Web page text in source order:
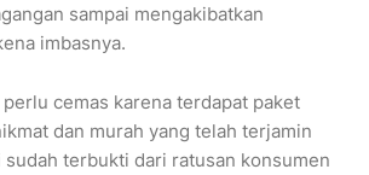
sampai mengakibatkan
imbasnya.
cemas karena terdapat paket
dan murah yang telah terjamin
sudah terbukti dari ratusan konsumen